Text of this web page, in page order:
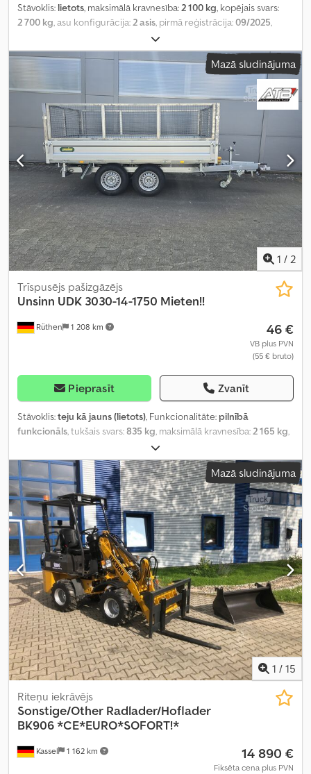
Stāvoklis: lietots, maksimālā kravnesība: 2 100 kg, kopējais svars:
2 700 kg , asu konfigurācija: 2 asis , pirmā reģistrācija:09/2025
09/2026, krautuves garums:
iekraušanas vietas platums:2 100 mm,
Mazā sludinājuma
1 / 2
Rüthen 1 208 km
Trīspusējs pašizgāzējs
Unsinn UDK 3030-14-1750 Mieten!!
46 €
VB plus PVN
(55 € bruto)
Pieprasīt Zvanīt
Stāvoklis:teju kā jauns (lietots), Funkcionalitāte: pilnībā
funkcionāls, tukšais svars:835 kg, maksimālā kravnesība:2 165 kg,
, asu konfigurācija:
garums:3 060 mm, iekraušanas vietas platums:1 750 mm,
iekraušanas telpas augstums:350 mm, riepas izmērs:185R14C,
Ražošanas gads:2024,
Mazā sludinājuma
1 / 15
Kassel 1 162 km
Riteņu iekrāvējs
Sonstige/Other Radlader/Hoflader
BK906 *CE*EURO*SOFORT!*
14 890 €
Fiksēta cena plus PVN